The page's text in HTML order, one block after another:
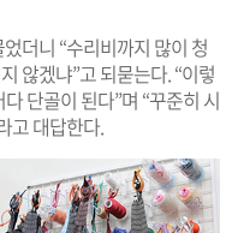
더니 “수리비까지 많이 청
않겠냐”고 되묻는다. “이렇
단골이 된다”며 “꾸준히 시
고 대답한다.